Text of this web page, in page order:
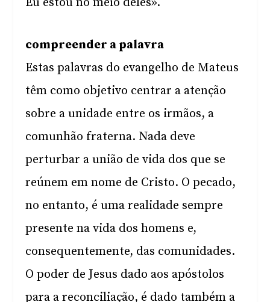
compreender a palavra
Estas palavras do evangelho de Mateus
têm como objetivo centrar a atenção
sobre a unidade entre os irmãos, a
comunhão fraterna. Nada deve
perturbar a união de vida dos que se
reúnem em nome de Cristo. O pecado,
no entanto, é uma realidade sempre
presente na vida dos homens e,
consequentemente, das comunidades.
O poder de Jesus dado aos apóstolos
para a reconciliação, é dado também a